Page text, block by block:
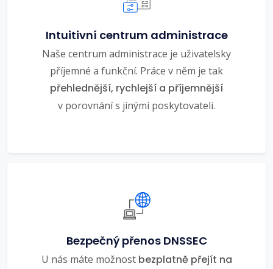
Intuitivní centrum administrace
Naše centrum administrace je uživatelsky
příjemné a funkční. Práce v něm je tak
přehlednější, rychlejší a příjemnější
v porovnání s jinými poskytovateli.
Bezpečný přenos DNSSEC
U nás máte možnost bezplatně přejít na